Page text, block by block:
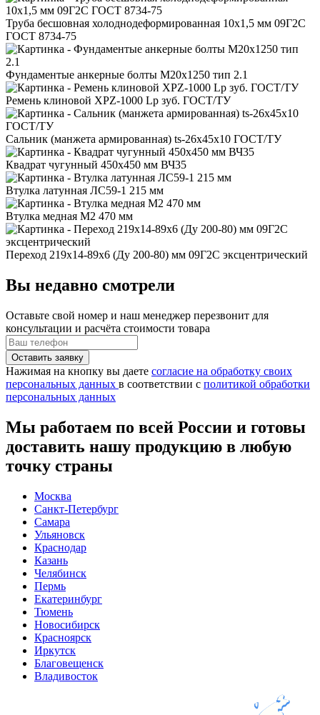
Труба бесшовная холоднодеформированная 10x1,5 мм 09Г2С
ГОСТ 8734-75
Фундаментые анкерные болты М20x1250 тип 2.1
Ремень клиновой XPZ-1000 Lp зуб. ГОСТ/ТУ
Сальник (манжета армированная) ts-26x45x10 ГОСТ/ТУ
Квадрат чугунный 450x450 мм ВЧ35
Втулка латунная ЛС59-1 215 мм
Втулка медная М2 470 мм
Переход 219x14-89x6 (Ду 200-80) мм 09Г2С эксцентрический
Вы недавно смотрели
Оставьте свой номер и наш менеджер перезвонит для
консультации и расчёта стоимости товара
Нажимая на кнопку вы даете согласие на обработку своих
персональных данных в соответствии с политикой обработки
персональных данных
Мы работаем по всей России и готовы
доставить нашу продукцию в любую
точку страны
Москва
Санкт-Петербург
Самара
Ульяновск
Краснодар
Казань
Челябинск
Пермь
Екатеринбург
Тюмень
Новосибирск
Красноярск
Иркутск
Благовещенск
Владивосток